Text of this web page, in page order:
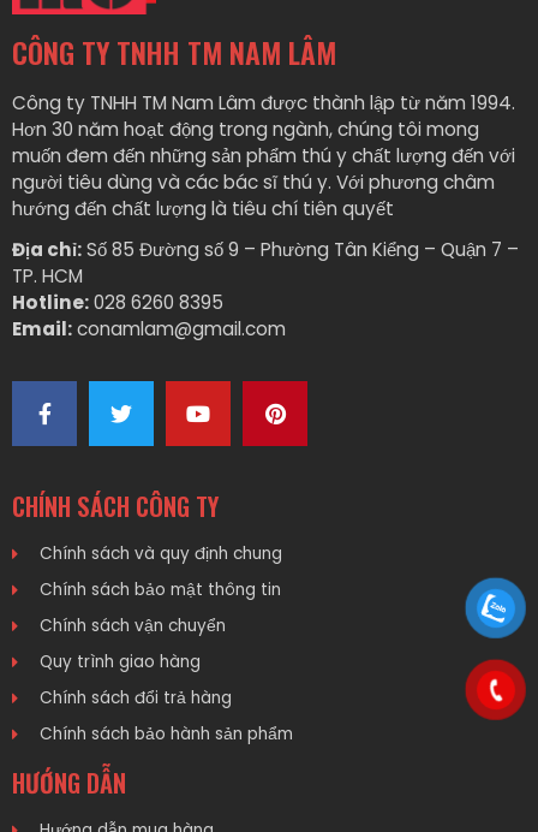
CÔNG TY TNHH TM NAM LÂM
Công ty TNHH TM Nam Lâm được thành lập từ năm 1994.
Hơn 30 năm hoạt động trong ngành, chúng tôi mong
muốn đem đến những sản phẩm thú y chất lượng đến với
người tiêu dùng và các bác sĩ thú y. Với phương châm
hướng đến chất lượng là tiêu chí tiên quyết
Địa chỉ:Số 85 Đường số 9 – Phường Tân Kiểng – Quận 7 –
TP. HCM
Hotline:028 6260 8395
Email:conamlam@gmail.com
CHÍNH SÁCH CÔNG TY
Chính sách và quy định chung
Chính sách bảo mật thông tin
Chính sách vận chuyển
Quy trình giao hàng
Chính sách đổi trả hàng
Chính sách bảo hành sản phẩm
HƯỚNG DẪN